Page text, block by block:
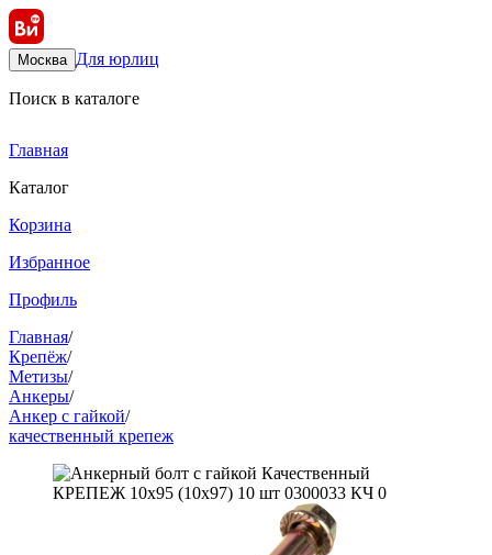
Москва Для юрлиц
Поиск в каталоге
Главная
Каталог
Корзина
Избранное
Профиль
Главная/
Крепёж/
Метизы/
Анкеры/
Анкер с гайкой/
качественный крепеж